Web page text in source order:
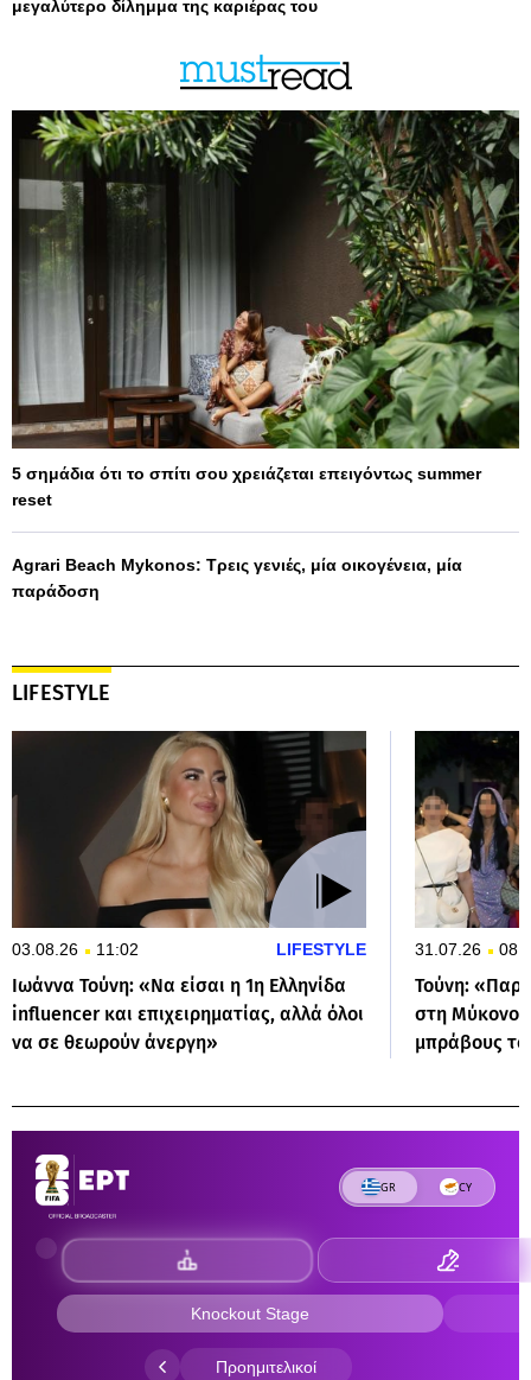
μεγαλύτερο δίλημμα της καριέρας του
5 σημάδια ότι το σπίτι σου χρειάζεται επειγόντως summer
reset
Agrari Beach Mykonos: Τρεις γενιές, μία οικογένεια, μία
παράδοση
LIFESTYLE
03.08.26 11:02 LIFESTYLE
Ιωάννα Τούνη: «Να είσαι η 1η Ελληνίδα
influencer και επιχειρηματίας, αλλά όλοι
να σε θεωρούν άνεργη»
31.07.26
Τούνη:
στη Μύκονο»
μπράβους